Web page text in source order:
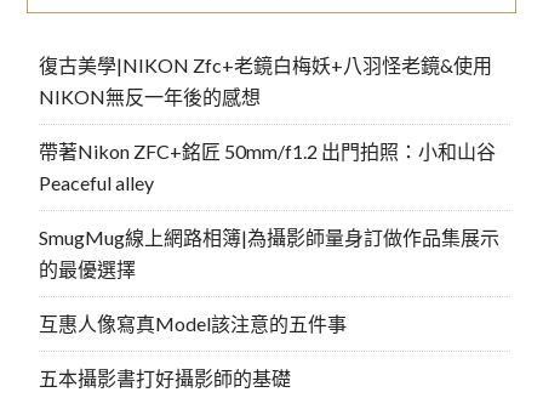
復古美學|NIKON Zfc+老鏡白梅妖+八羽怪老鏡&使用
NIKON無反一年後的感想
帶著Nikon ZFC+銘匠 50mm/f1.2 出門拍照：小和山谷
Peaceful alley
SmugMug線上網路相簿|為攝影師量身訂做作品集展示
的最優選擇
互惠人像寫真Model該注意的五件事
五本攝影書打好攝影師的基礎